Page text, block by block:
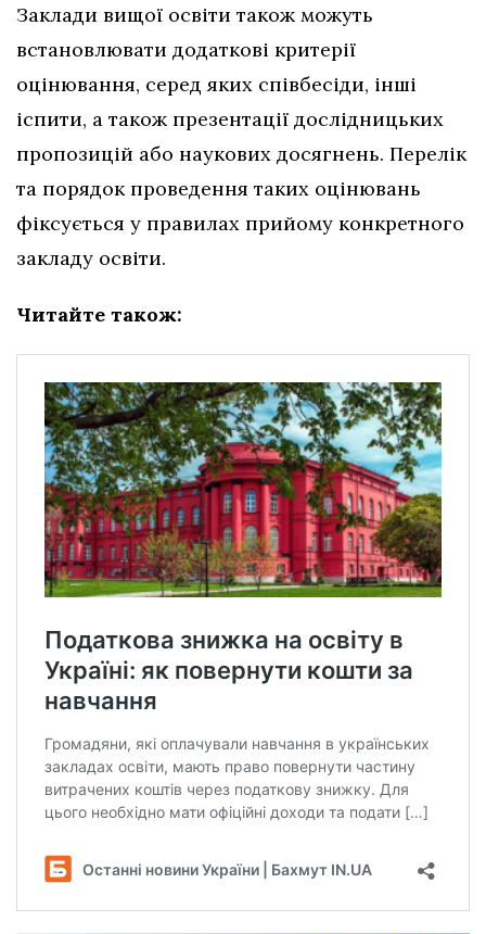
Заклади вищої освіти також можуть
встановлювати додаткові критерії
оцінювання, серед яких співбесіди, інші
іспити, а також презентації дослідницьких
пропозицій або наукових досягнень. Перелік
та порядок проведення таких оцінювань
фіксується у правилах прийому конкретного
закладу освіти.
Читайте також: